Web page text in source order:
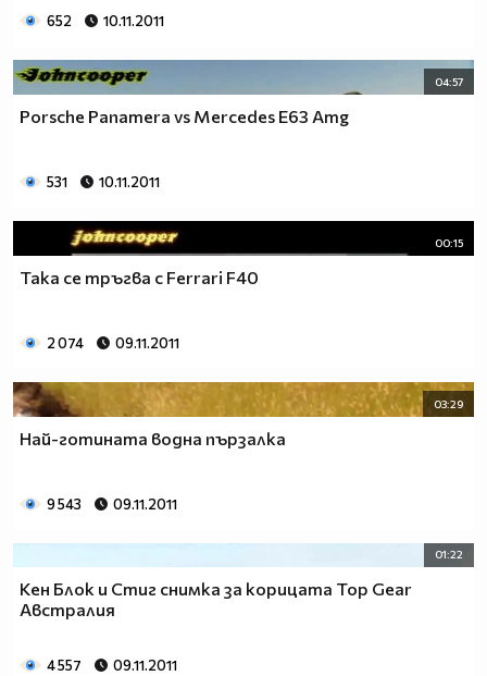
652 10.11.2011
04:57
Porsche Panamera vs Mercedes E63 Amg
531 10.11.2011
00:15
Така се тръгва с Ferrari F40
2 074 09.11.2011
03:29
Най-готината водна пързалка
9 543 09.11.2011
01:22
Кен Блок и Стиг снимка за корицата Top Gear
Австралия
4 557 09.11.2011